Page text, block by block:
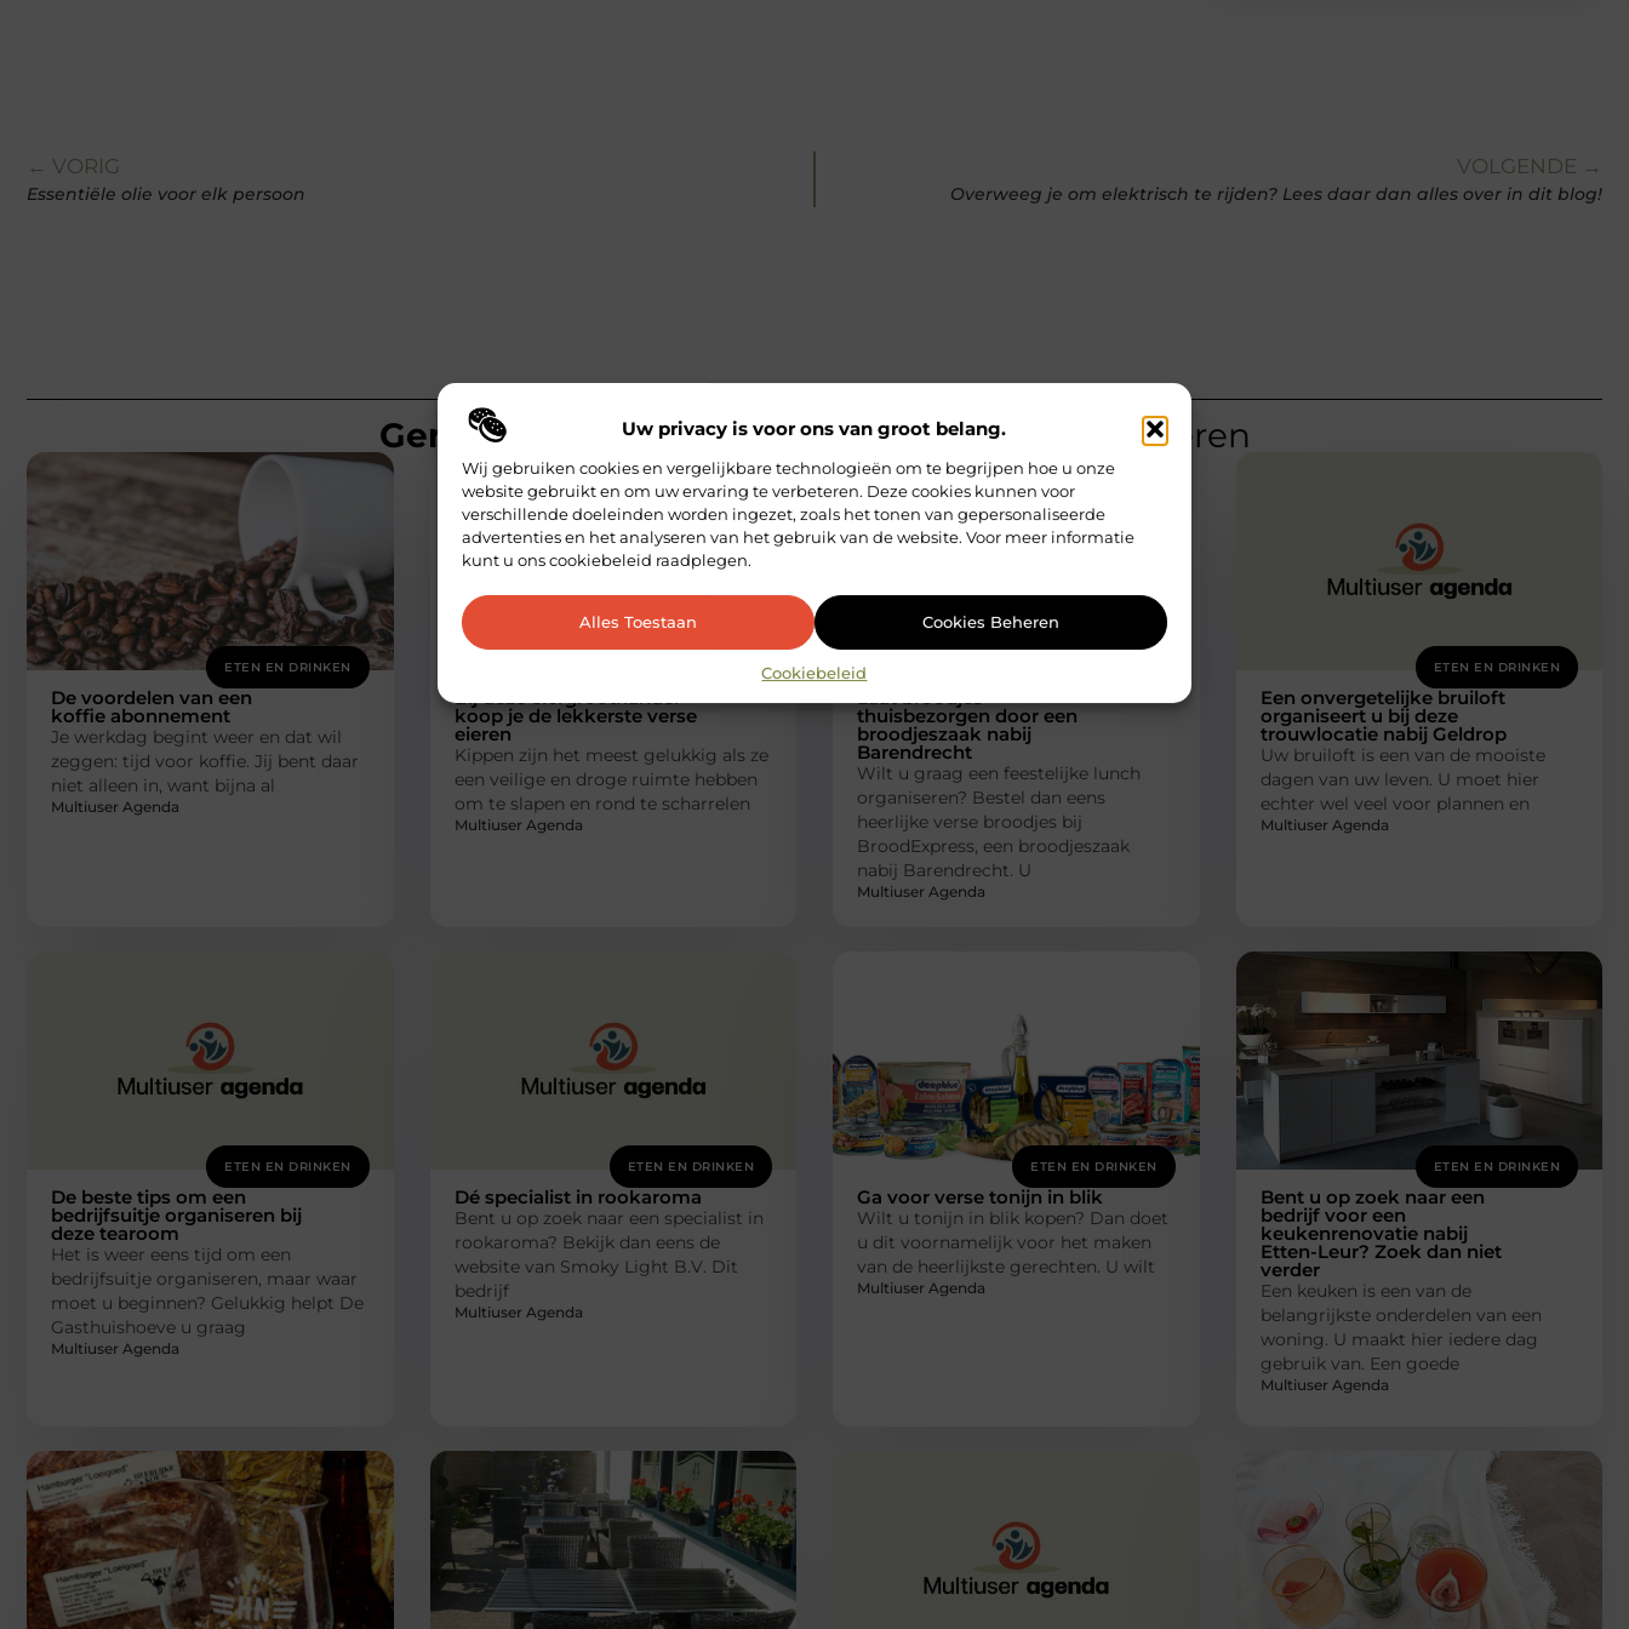
Uw privacy is voor ons van groot belang.
Wij gebruiken cookies en vergelijkbare technologieën om te begrijpen hoe u onze
website gebruikt en om uw ervaring te verbeteren. Deze cookies kunnen voor
verschillende doeleinden worden ingezet, zoals het tonen van gepersonaliseerde
advertenties en het analyseren van het gebruik van de website. Voor meer informatie
kunt u ons cookiebeleid raadplegen.
Alles Toestaan Cookies Beheren
Cookiebeleid
← VORIG
Essentiële olie voor elk persoon
VOLGENDE →
Overweeg je om elektrisch te rijden? Lees daar dan alles over in dit blog!
Gerelateerde artikelendie u mogelijk interesseren
ETEN EN DRINKEN
De voordelen van een
koffie abonnement
Je werkdag begint weer en dat wil
zeggen: tijd voor koffie. Jij bent daar
niet alleen in, want bijna al
Multiuser Agenda
Bij deze eiergroothandel
koop je de lekkerste verse
eieren
Kippen zijn het meest gelukkig als ze
een veilige en droge ruimte hebben
om te slapen en rond te scharrelen
Multiuser Agenda
thuisbezorgen door een
broodjeszaak nabij
Barendrecht
Wilt u graag een feestelijke lunch
organiseren? Bestel dan eens
heerlijke verse broodjes bij
BroodExpress, een broodjeszaak
nabij Barendrecht. U
Multiuser Agenda
ETEN EN DRINKEN
Een onvergetelijke bruiloft
organiseert u bij deze
trouwlocatie nabij Geldrop
Uw bruiloft is een van de mooiste
dagen van uw leven. U moet hier
echter wel veel voor plannen en
Multiuser Agenda
ETEN EN DRINKEN
De beste tips om een
bedrijfsuitje organiseren bij
deze tearoom
Het is weer eens tijd om een
bedrijfsuitje organiseren, maar waar
moet u beginnen? Gelukkig helpt De
Gasthuishoeve u graag
Multiuser Agenda
ETEN EN DRINKEN
Dé specialist in rookaroma
Bent u op zoek naar een specialist in
rookaroma? Bekijk dan eens de
website van Smoky Light B.V. Dit
bedrijf
Multiuser Agenda
ETEN EN DRINKEN
Ga voor verse tonijn in blik
Wilt u tonijn in blik kopen? Dan doet
u dit voornamelijk voor het maken
van de heerlijkste gerechten. U wilt
Multiuser Agenda
ETEN EN DRINKEN
Bent u op zoek naar een
bedrijf voor een
keukenrenovatie nabij
Etten-Leur? Zoek dan niet
verder
Een keuken is een van de
belangrijkste onderdelen van een
woning. U maakt hier iedere dag
gebruik van. Een goede
Multiuser Agenda